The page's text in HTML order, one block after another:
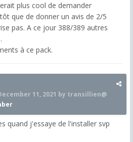
plus cool de demander
que de donner un avis de 2/5
pas. A ce jour 388/389 autres
à ce pack.
11, 2021 by transillien@
quand j'essaye de l'installer svp